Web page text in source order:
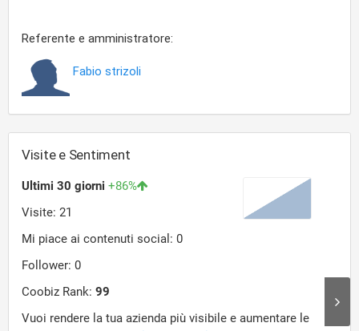
Referente e amministratore:
Fabio strizoli
Visite e Sentiment